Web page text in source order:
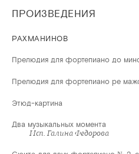
ПРОИЗВЕДЕНИЯ
РАХМАНИНОВ
Прелюдия для фортепиано до
Прелюдия для фортепиано ре
Этюд-картина
Два музыкальных момента
Исп. Галина Федорова